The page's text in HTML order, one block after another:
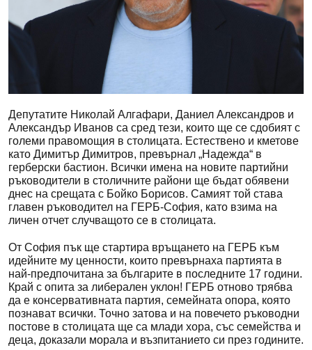
Депутатите Николай Алгафари, Даниел Александров и
Александър Иванов са сред тези, които ще се сдобият с
големи правомощия в столицата. Естествено и кметове
като Димитър Димитров, превърнал „Надежда“ в
герберски бастион. Всички имена на новите партийни
ръководители в столичните райони ще бъдат обявени
днес на срещата с Бойко Борисов. Самият той става
главен ръководител на ГЕРБ-София, като взима на
личен отчет случващото се в столицата.
От София пък ще стартира връщането на ГЕРБ към
идейните му ценности, които превърнаха партията в
най-предпочитана за българите в последните 17 години.
Край с опита за либерален уклон! ГЕРБ отново трябва
да е консервативната партия, семейната опора, която
познават всички. Точно затова и на повечето ръководни
постове в столицата ще са млади хора, със семейства и
деца, доказали морала и възпитанието си през годините.